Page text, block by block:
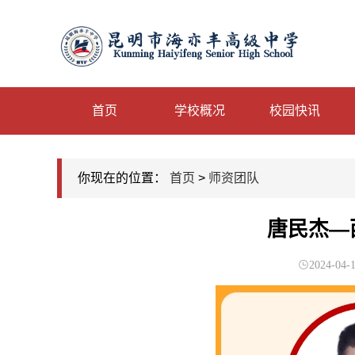
首页 学校概况 校园快讯
你现在的位置： 首页 > 师资团队
唐民杰—
2024-04-